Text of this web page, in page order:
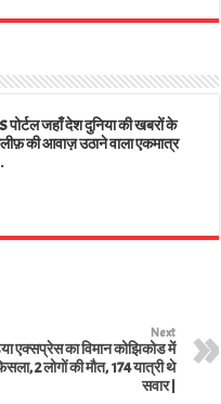
er
t
e
जहाँ देश दुनिया की खबरों के
की आवाज़ उठाने वाला एकमात्र
Next
एक्सप्रेस का विमान कोझिकोड में
2 लोगों की मौत, 174 यात्री थे
सवार |